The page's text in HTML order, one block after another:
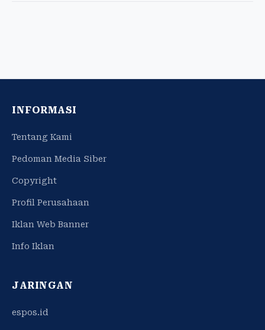
INFORMASI
Tentang Kami
Pedoman Media Siber
Copyright
Profil Perusahaan
Iklan Web Banner
Info Iklan
JARINGAN
espos.id